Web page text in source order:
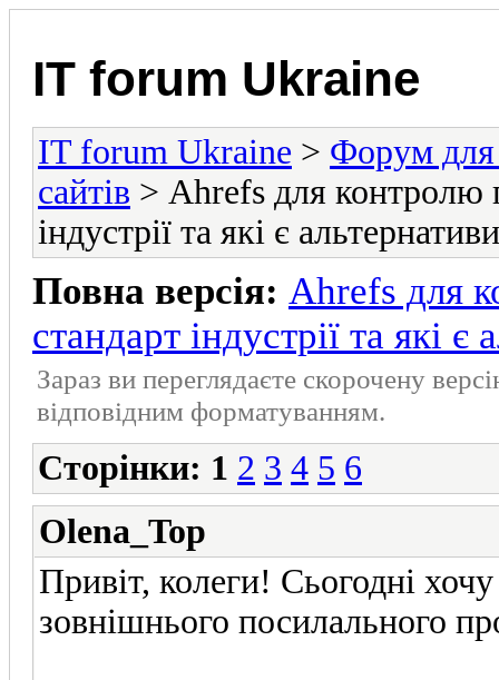
IT forum Ukraine
IT forum Ukraine > Форум для
сайтів > Ahrefs для контролю
індустрії та які є
Повна версія: Ahrefs для
стандарт індустрії та які є
Зараз ви переглядаєте скорочену
відповідним форматуванням.
Сторінки: 1 2 3 4 5 6
Olena_Top
Привіт, колеги! Сьогодні
зовнішнього посилального